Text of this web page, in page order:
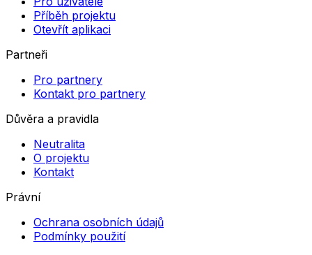
Příběh projektu
Otevřít aplikaci
Partneři
Pro partnery
Kontakt pro partnery
Důvěra a pravidla
Neutralita
O projektu
Kontakt
Právní
Ochrana osobních údajů
Podmínky použití